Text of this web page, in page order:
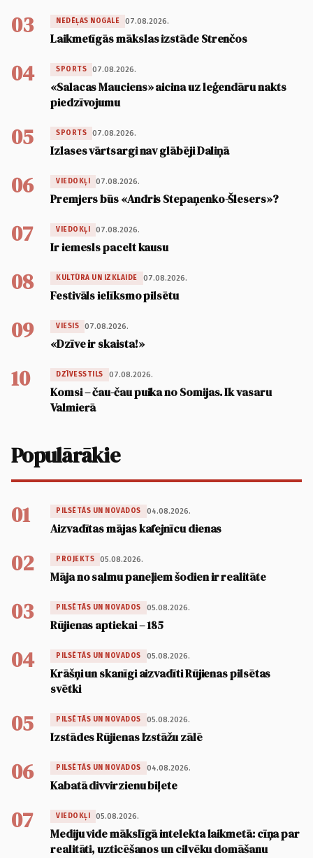
03 NEDĒĻAS NOGALE 07.08.2026.
Laikmetīgās mākslas izstāde Strenčos
04 SPORTS 07.08.2026.
«Salacas Mauciens» aicina uz leģendāru nakts
piedzīvojumu
05 SPORTS 07.08.2026.
Izlases vārtsargi nav glābēji Daliņā
06 VIEDOKĻI 07.08.2026.
Premjers būs «Andris Stepaņenko-Šlesers»?
07 VIEDOKĻI 07.08.2026.
Ir iemesls pacelt kausu
08 KULTŪRA UN IZKLAIDE 07.08.2026.
Festivāls ielīksmo pilsētu
09 VIESIS 07.08.2026.
«Dzīve ir skaista!»
10 DZĪVESSTILS 07.08.2026.
Komsi – čau-čau puika no Somijas. Ik vasaru
Valmierā
Populārākie
01 PILSĒTĀS UN NOVADOS 04.08.2026.
Aizvadītas mājas kafejnīcu dienas
02 PROJEKTS 05.08.2026.
Māja no salmu paneļiem šodien ir realitāte
03 PILSĒTĀS UN NOVADOS 05.08.2026.
Rūjienas aptiekai – 185
04 PILSĒTĀS UN NOVADOS 05.08.2026.
Krāšņi un skanīgi aizvadīti Rūjienas pilsētas
svētki
05 PILSĒTĀS UN NOVADOS 05.08.2026.
Izstādes Rūjienas Izstāžu zālē
06 PILSĒTĀS UN NOVADOS 04.08.2026.
Kabatā divvirzienu biļete
07 VIEDOKĻI 05.08.2026.
Mediju vide mākslīgā intelekta laikmetā: cīņa par
realitāti, uzticēšanos un cilvēku domāšanu